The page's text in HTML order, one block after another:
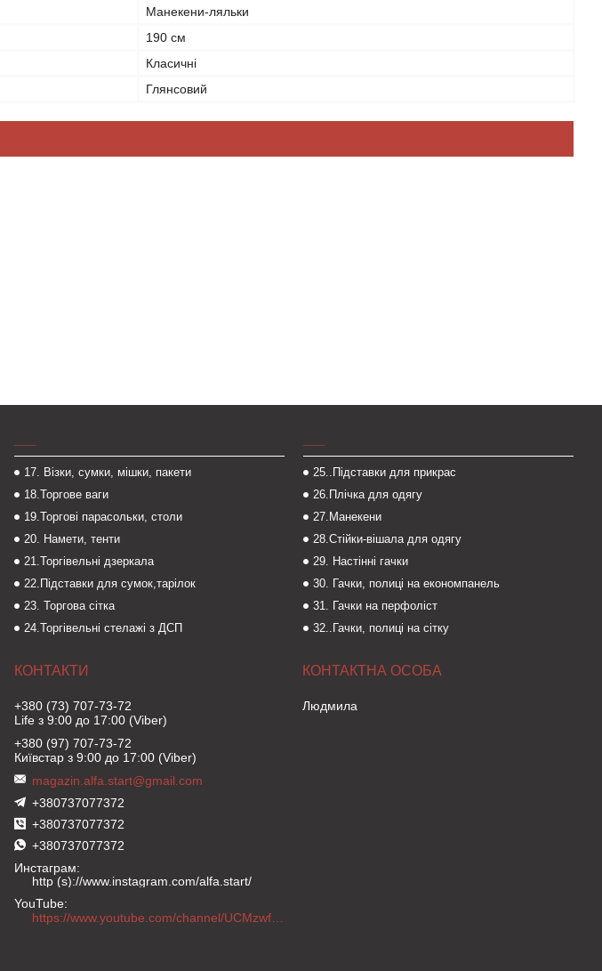
Манекени-ляльки
190 см
Класичні
Глянсовий
17. Візки, сумки, мішки, пакети
18.Торгове ваги
19.Торгові парасольки, столи
20. Намети, тенти
21.Торгівельні дзеркала
22.Підставки для сумок,тарілок
23. Торгова сітка
24.Торгівельні стелажі з ДСП
25..Підставки для прикрас
26.Плічка для одягу
27.Манекени
28.Стійки-вішала для одягу
29. Настінні гачки
30. Гачки, полиці на економпанель
31. Гачки на перфоліст
32..Гачки, полиці на сітку
+380 (73) 707-73-72
Life з 9:00 до 17:00 (Viber)
+380 (97) 707-73-72
Київстар з 9:00 до 17:00 (Viber)
magazin.alfa.start@gmail.com
+380737077372
+380737077372
+380737077372
Инстаграм
http (s)://www.instagram.com/alfa.start/
YouTube
https://www.youtube.com/channel/UCMzwfuPdxogFIKF_nELVFNw
Людмила